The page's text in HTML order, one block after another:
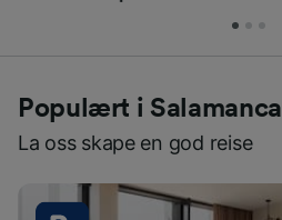
Populært i Salamanca
La oss skape en god reise